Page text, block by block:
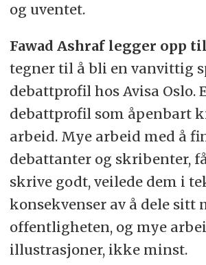
og uventet.
Fawad Ashraf legger opp til
tegner til å bli en vanvittig
debattprofil hos Avisa Oslo.
debattprofil som åpenbart
arbeid. Mye arbeid med å
debattanter og skribenter,
skrive godt, veilede dem i
konsekvenser av å dele sitt
offentligheten, og mye
illustrasjoner, ikke minst.